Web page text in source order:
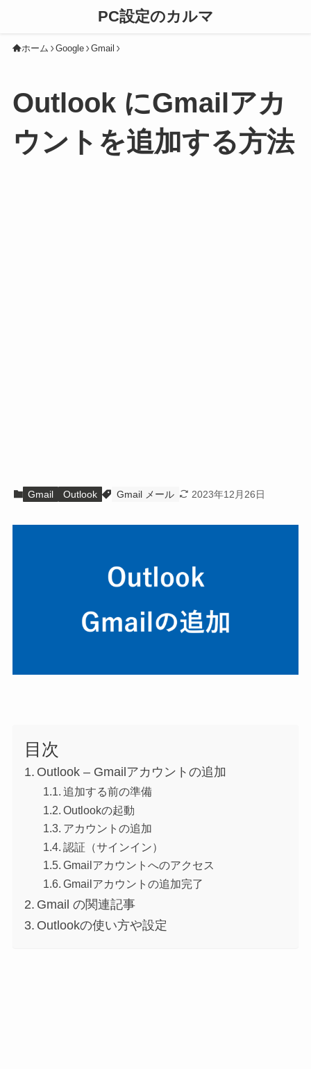
PC設定のカルマ
ホーム Google Gmail
Outlook にGmailアカ
ウントを追加する方法
Gmail Outlook Gmail メール 2023年12月26日
目次
Outlook – Gmailアカウントの追加
追加する前の準備
Outlookの起動
アカウントの追加
認証（サインイン）
Gmailアカウントへのアクセス
Gmailアカウントの追加完了
Gmail の関連記事
Outlookの使い方や設定